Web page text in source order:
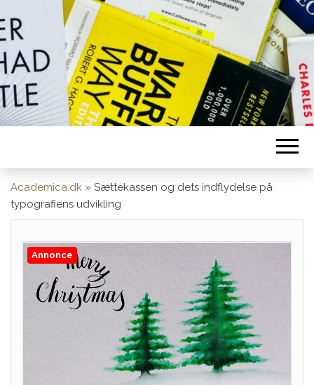
Academica.dk » Sættekassen og dets indflydelse på
typografiens udvikling
Annonce